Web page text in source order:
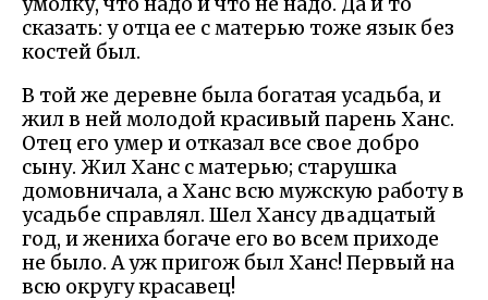
сказать: у отца ее с матерью тоже язык без
костей был.
В той же деревне была богатая усадьба, и
жил в ней молодой красивый парень Ханс.
Отец его умер и отказал все свое добро
сыну. Жил Ханс с матерью; старушка
домовничала, а Ханс всю мужскую работу в
усадьбе справлял. Шел Хансу двадцатый
год, и жениха богаче его во всем приходе
не было. А уж пригож был Ханс! Первый на
всю округу красавец!